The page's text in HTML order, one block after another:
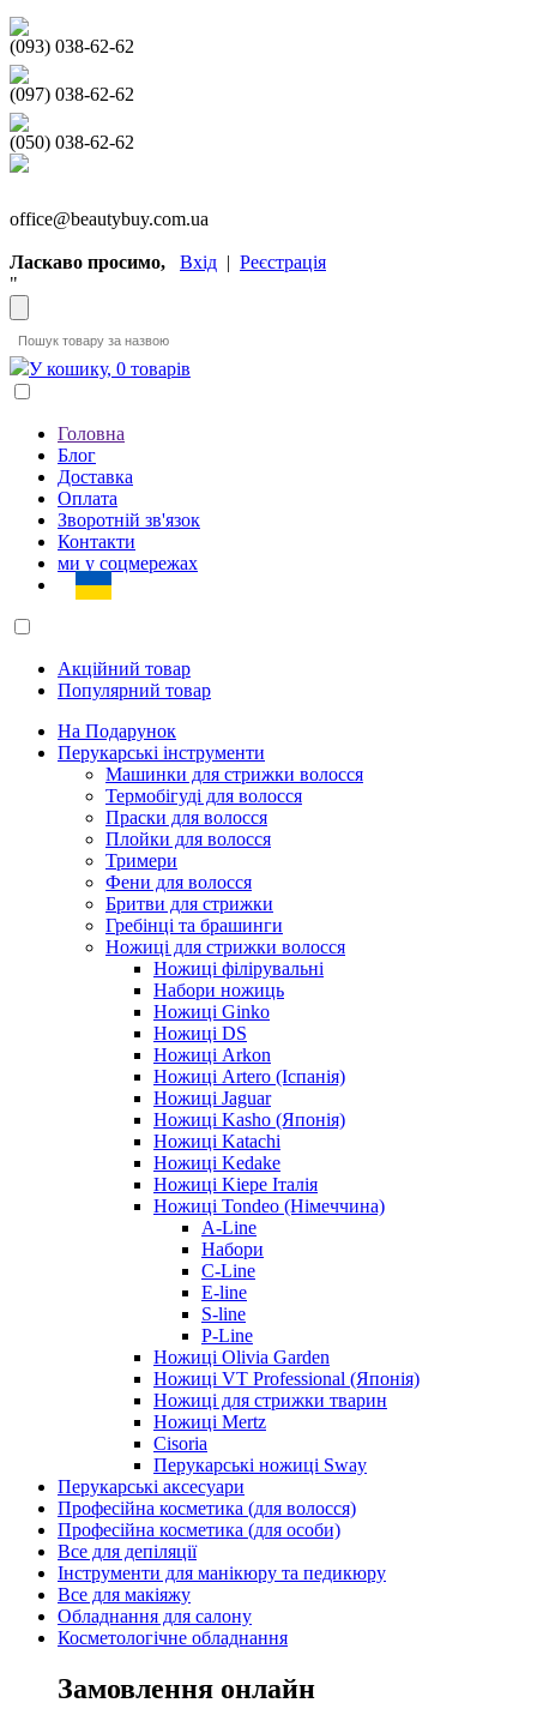
(093) 038-62-62
(097) 038-62-62
(050) 038-62-62
office@beautybuy.com.ua
Ласкаво просимо, Вхід | Реєстрація
"
У кошику, 0 товарів
Головна
Блог
Доставка
Оплата
Зворотній зв'язок
Контакти
ми у соцмережах
Акційний товар
Популярний товар
На Подарунок
Перукарські інструменти
Машинки для стрижки волосся
Термобігуді для волосся
Праски для волосся
Плойки для волосся
Тримери
Фени для волосся
Бритви для стрижки
Гребінці та брашинги
Ножиці для стрижки волосся
Ножиці філірувальні
Набори ножиць
Ножиці Ginko
Ножиці DS
Ножиці Arkon
Ножиці Artero (Іспанія)
Ножиці Jaguar
Ножиці Kasho (Японія)
Ножиці Katachi
Ножиці Kedake
Ножиці Kiepe Італія
Ножиці Tondeo (Німеччина)
A-Line
Набори
C-Line
E-line
S-line
P-Line
Ножиці Olivia Garden
Ножиці VT Professional (Японія)
Ножиці для стрижки тварин
Ножиці Mertz
Cisoria
Перукарські ножиці Sway
Перукарські аксесуари
Професійна косметика (для волосся)
Професійна косметика (для особи)
Все для депіляції
Інструменти для манікюру та педикюру
Все для макіяжу
Обладнання для салону
Косметологічне обладнання
Замовлення онлайн